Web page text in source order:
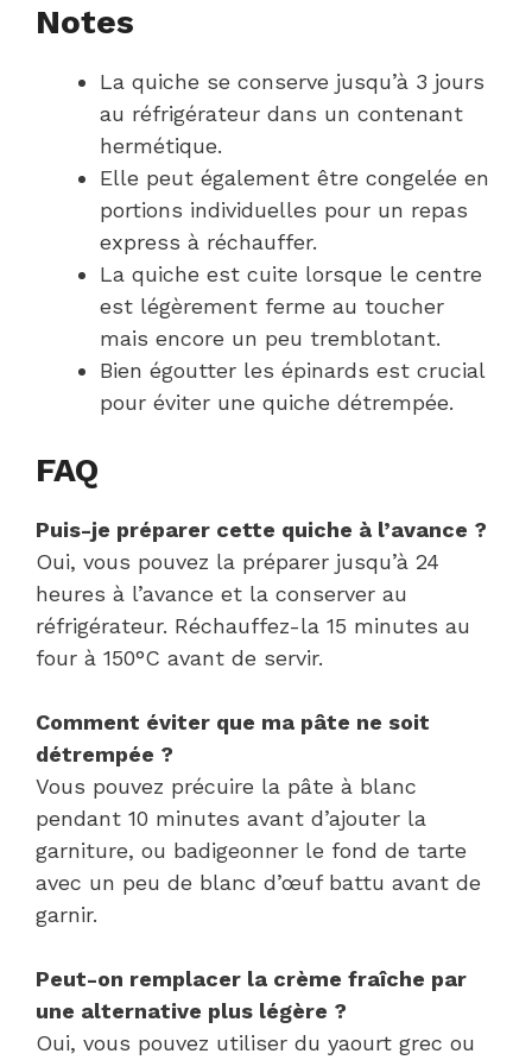
Notes
La quiche se conserve jusqu’à 3 jours
au réfrigérateur dans un contenant
hermétique.
Elle peut également être congelée en
portions individuelles pour un repas
express à réchauffer.
La quiche est cuite lorsque le centre
est légèrement ferme au toucher
mais encore un peu tremblotant.
Bien égoutter les épinards est crucial
pour éviter une quiche détrempée.
FAQ
Puis-je préparer cette quiche à l’avance ?
Oui, vous pouvez la préparer jusqu’à 24
heures à l’avance et la conserver au
réfrigérateur. Réchauffez-la 15 minutes au
four à 150°C avant de servir.
Comment éviter que ma pâte ne soit
détrempée ?
Vous pouvez précuire la pâte à blanc
pendant 10 minutes avant d’ajouter la
garniture, ou badigeonner le fond de tarte
avec un peu de blanc d’œuf battu avant de
garnir.
Peut-on remplacer la crème fraîche par
une alternative plus légère ?
Oui, vous pouvez utiliser du yaourt grec ou